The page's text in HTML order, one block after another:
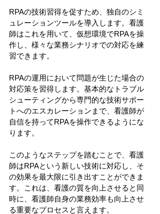
RPAの技術習得を促すため、独自のシミ
ュレーションツールを導入します。看護
師はこれを用いて、仮想環境でRPAを操
作し、様々な業務シナリオでの対応を練
習できます。
RPAの運用において問題が生じた場合の
対応策を習得します。基本的なトラブル
シューティングから専門的な技術サポー
トへのエスカレーションまで、看護師が
自信を持ってRPAを操作できるようにな
ります。
このようなステップを踏むことで、看護
師はRPAという新しい技術に対応し、そ
の効果を最大限に引き出すことができま
す。これは、看護の質を向上させると同
時に、看護師自身の業務効率も向上させ
る重要なプロセスと言えます。